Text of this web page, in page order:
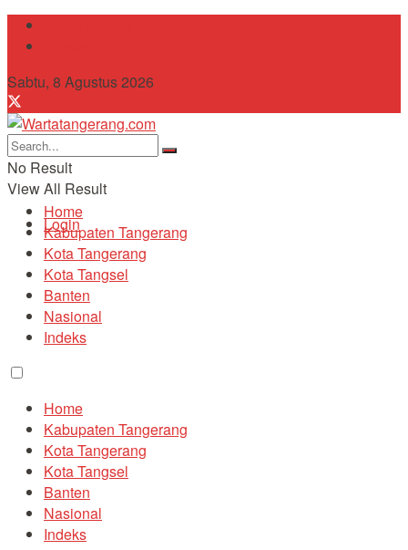
Sabtu, 8 Agustus 2026
No Result
View All Result
Login
Home
Kabupaten Tangerang
Kota Tangerang
Kota Tangsel
Banten
Nasional
Indeks
Home
Kabupaten Tangerang
Kota Tangerang
Kota Tangsel
Banten
Nasional
Indeks